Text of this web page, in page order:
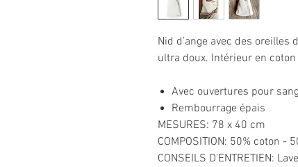
Nid d’ange avec des
ultra doux. Intérieur en coton
Avec ouvertures pour
Rembourrage épais
MESURES: 78 x 40 cm
COMPOSITION: 50% coton -
CONSEILS D'ENTRETIEN: